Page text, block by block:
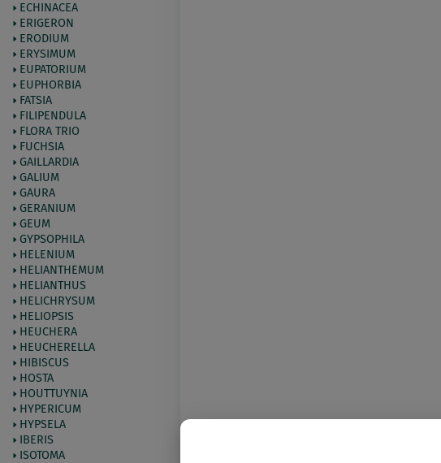
ECHINACEA
ERIGERON
ERODIUM
ERYSIMUM
EUPATORIUM
EUPHORBIA
FATSIA
FILIPENDULA
FLORA TRIO
FUCHSIA
GAILLARDIA
GALIUM
GAURA
GERANIUM
GEUM
GYPSOPHILA
HELENIUM
HELIANTHEMUM
HELIANTHUS
HELICHRYSUM
HELIOPSIS
HEUCHERA
HEUCHERELLA
HIBISCUS
HOSTA
HOUTTUYNIA
HYPERICUM
HYPSELA
IBERIS
ISOTOMA